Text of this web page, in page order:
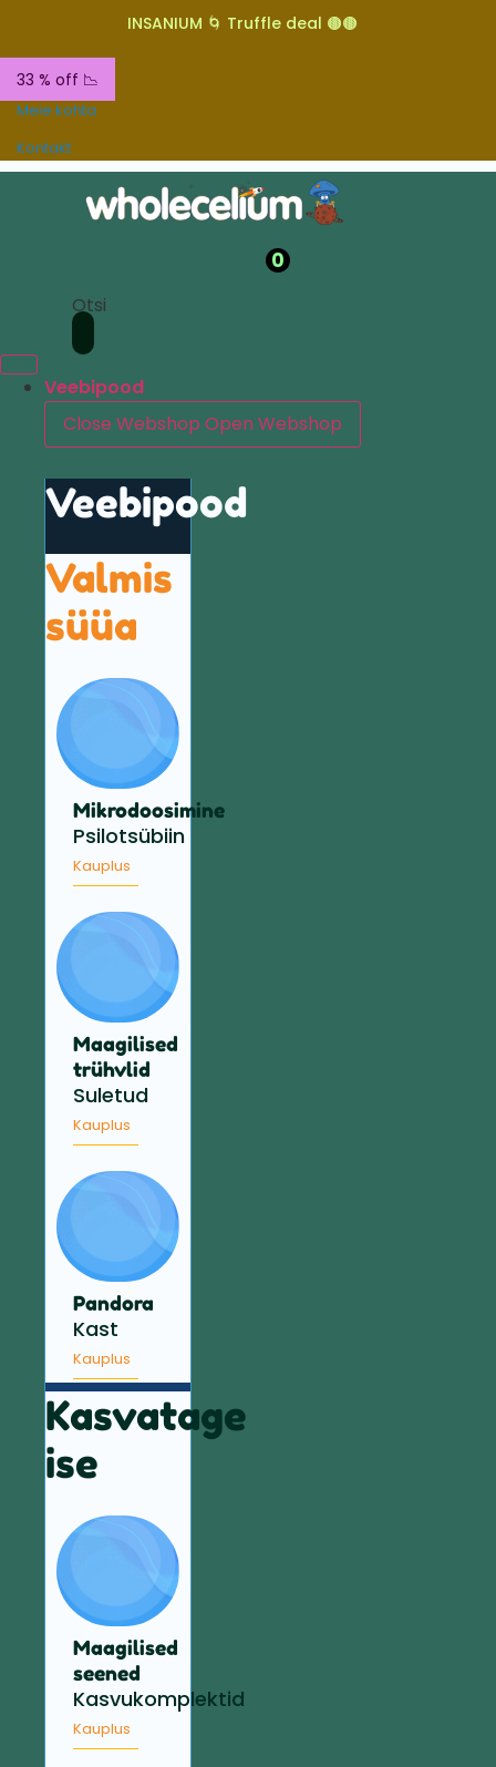
INSANIUM 🌀 Truffle deal 🟤🟤
33 % off 📉
Meie kohta
Kontakt
0
Otsi
Veebipood
Close Webshop Open Webshop
Veebipood
Valmis
süüa
Mikrodoosimine
Psilotsübiin
Kauplus
Maagilised
trühvlid
Suletud
Kauplus
Pandora
Kast
Kauplus
Kasvatage
ise
Maagilised
seened
Kasvukomplektid
Kauplus